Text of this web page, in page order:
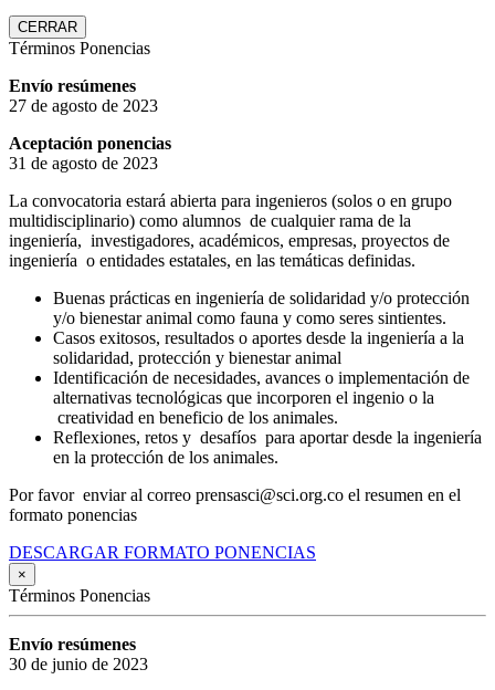
CERRAR
Términos Ponencias
Envío resúmenes
27 de agosto de 2023
Aceptación ponencias
31 de agosto de 2023
La convocatoria estará abierta para ingenieros (solos o en grupo
multidisciplinario) como alumnos de cualquier rama de la
ingeniería, investigadores, académicos, empresas, proyectos de
ingeniería o entidades estatales, en las temáticas definidas.
Buenas prácticas en ingeniería de solidaridad y/o protección
y/o bienestar animal como fauna y como seres sintientes.
Casos exitosos, resultados o aportes desde la ingeniería a la
solidaridad, protección y bienestar animal
Identificación de necesidades, avances o implementación de
alternativas tecnológicas que incorporen el ingenio o la
creatividad en beneficio de los animales.
Reflexiones, retos y desafíos para aportar desde la ingeniería
en la protección de los animales.
Por favor enviar al correo prensasci@sci.org.co el resumen en el
formato ponencias
DESCARGAR FORMATO PONENCIAS
×
Términos Ponencias
Envío resúmenes
30 de junio de 2023